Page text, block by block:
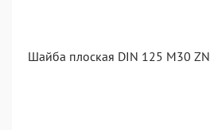
Шайба плоская DIN 125 M30 ZN